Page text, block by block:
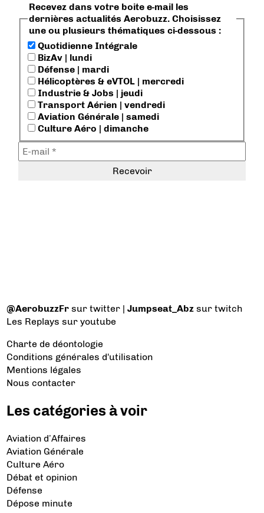
Recevez dans votre boite e-mail les
dernières actualités Aerobuzz. Choisissez
une ou plusieurs thématiques ci-dessous :
Quotidienne Intégrale
BizAv | lundi
Défense | mardi
Hélicoptères & eVTOL | mercredi
Industrie & Jobs | jeudi
Transport Aérien | vendredi
Aviation Générale | samedi
Culture Aéro | dimanche
@AerobuzzFr sur twitter |Jumpseat_Abz sur twitch
Les Replays sur youtube
Charte de déontologie
Conditions générales d'utilisation
Mentions légales
Nous contacter
Les catégories à voir
Aviation d’Affaires
Aviation Générale
Culture Aéro
Débat et opinion
Défense
Dépose minute